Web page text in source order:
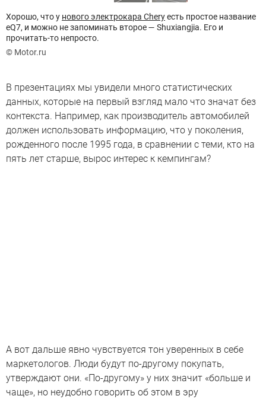
Хорошо, что у нового электрокара Cheryесть простое название
eQ7, и можно не запоминать второе — Shuxiangjia. Его и
прочитать-то непросто.
© Motor.ru
В презентациях мы увидели много статистических
данных, которые на первый взгляд мало что значат без
контекста. Например, как производитель автомобилей
должен использовать информацию, что у поколения,
рожденного после 1995 года, в сравнении с теми, кто на
пять лет старше, вырос интерес к кемпингам?
А вот дальше явно чувствуется тон уверенных в себе
маркетологов. Люди будут по-другому покупать,
утверждают они. «По-другому» у них значит «больше и
чаще», но неудобно говорить об этом в эру